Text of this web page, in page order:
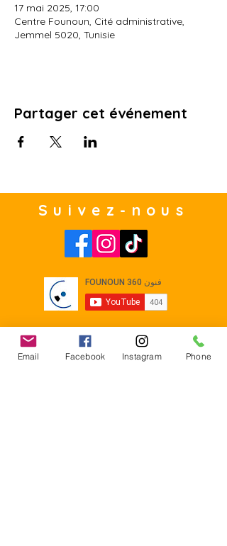
17 mai 2025, 17:00
Centre Founoun, Cité administrative,
Jemmel 5020, Tunisie
Partager cet événement
Suivez-nous
Email Facebook Instagram Phone